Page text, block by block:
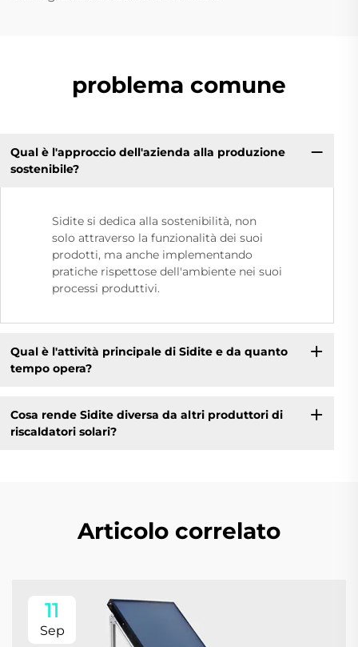
problema comune
Qual è l'approccio dell'azienda alla produzione
sostenibile?
Sidite si dedica alla sostenibilità, non
solo attraverso la funzionalità dei suoi
prodotti, ma anche implementando
pratiche rispettose dell'ambiente nei suoi
processi produttivi.
Qual è l'attività principale di Sidite e da quanto
tempo opera?
Cosa rende Sidite diversa da altri produttori di
riscaldatori solari?
Articolo correlato
11
Sep